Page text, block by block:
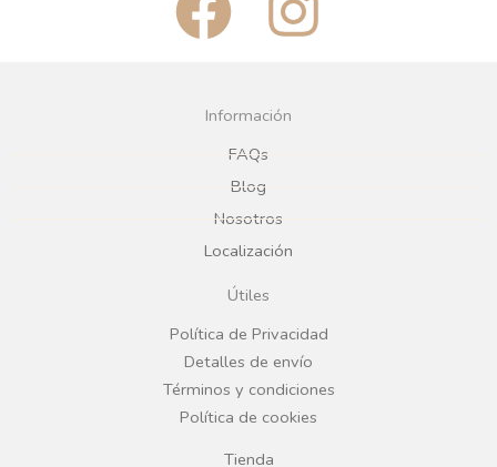
a
c
e
b
o
o
k
n
g
r
a
Información
FAQs
Blog
Nosotros
Localización
Útiles
Política de Privacidad
Detalles de envío
Términos y condiciones
Política de cookies
Tienda